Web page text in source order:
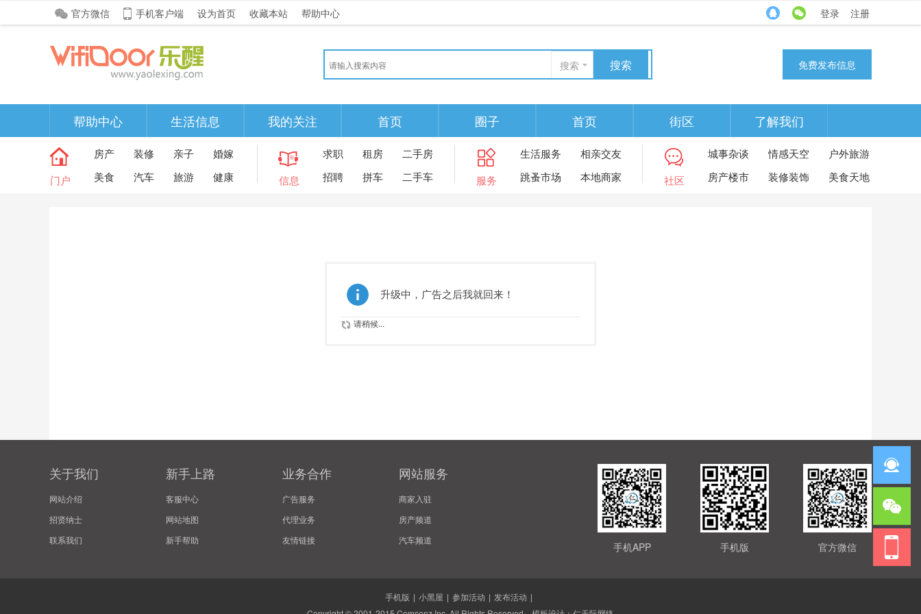
官方微信 手机客户端 设为首页 收藏本站 帮助中心 登录 注册
搜索 搜索 免费发布信息
帮助中心 生活信息 我的关注 首页 圈子 首页 街区 了解我们
门户
房产 装修 亲子
婚嫁
美食
汽车 旅游 健康 信息
求职 租房
二手房
招聘
拼车 二手车 服务
生活服务
相亲交友
跳蚤市场
本地商家 社区
城事杂谈 情感天空
户外旅游
房产楼市
装修装饰 美食天地
升级中，广告之后我就回来！
请稍候...
关于我们
网站介绍
招贤纳士
联系我们
新手上路
客服中心
网站地图
新手帮助
业务合作
广告服务
代理业务
友情链接
网站服务
商家入驻
房产频道
汽车频道
官方微信
手机版
手机APP
手机版 | 小黑屋 | 参加活动 | 发布活动 |